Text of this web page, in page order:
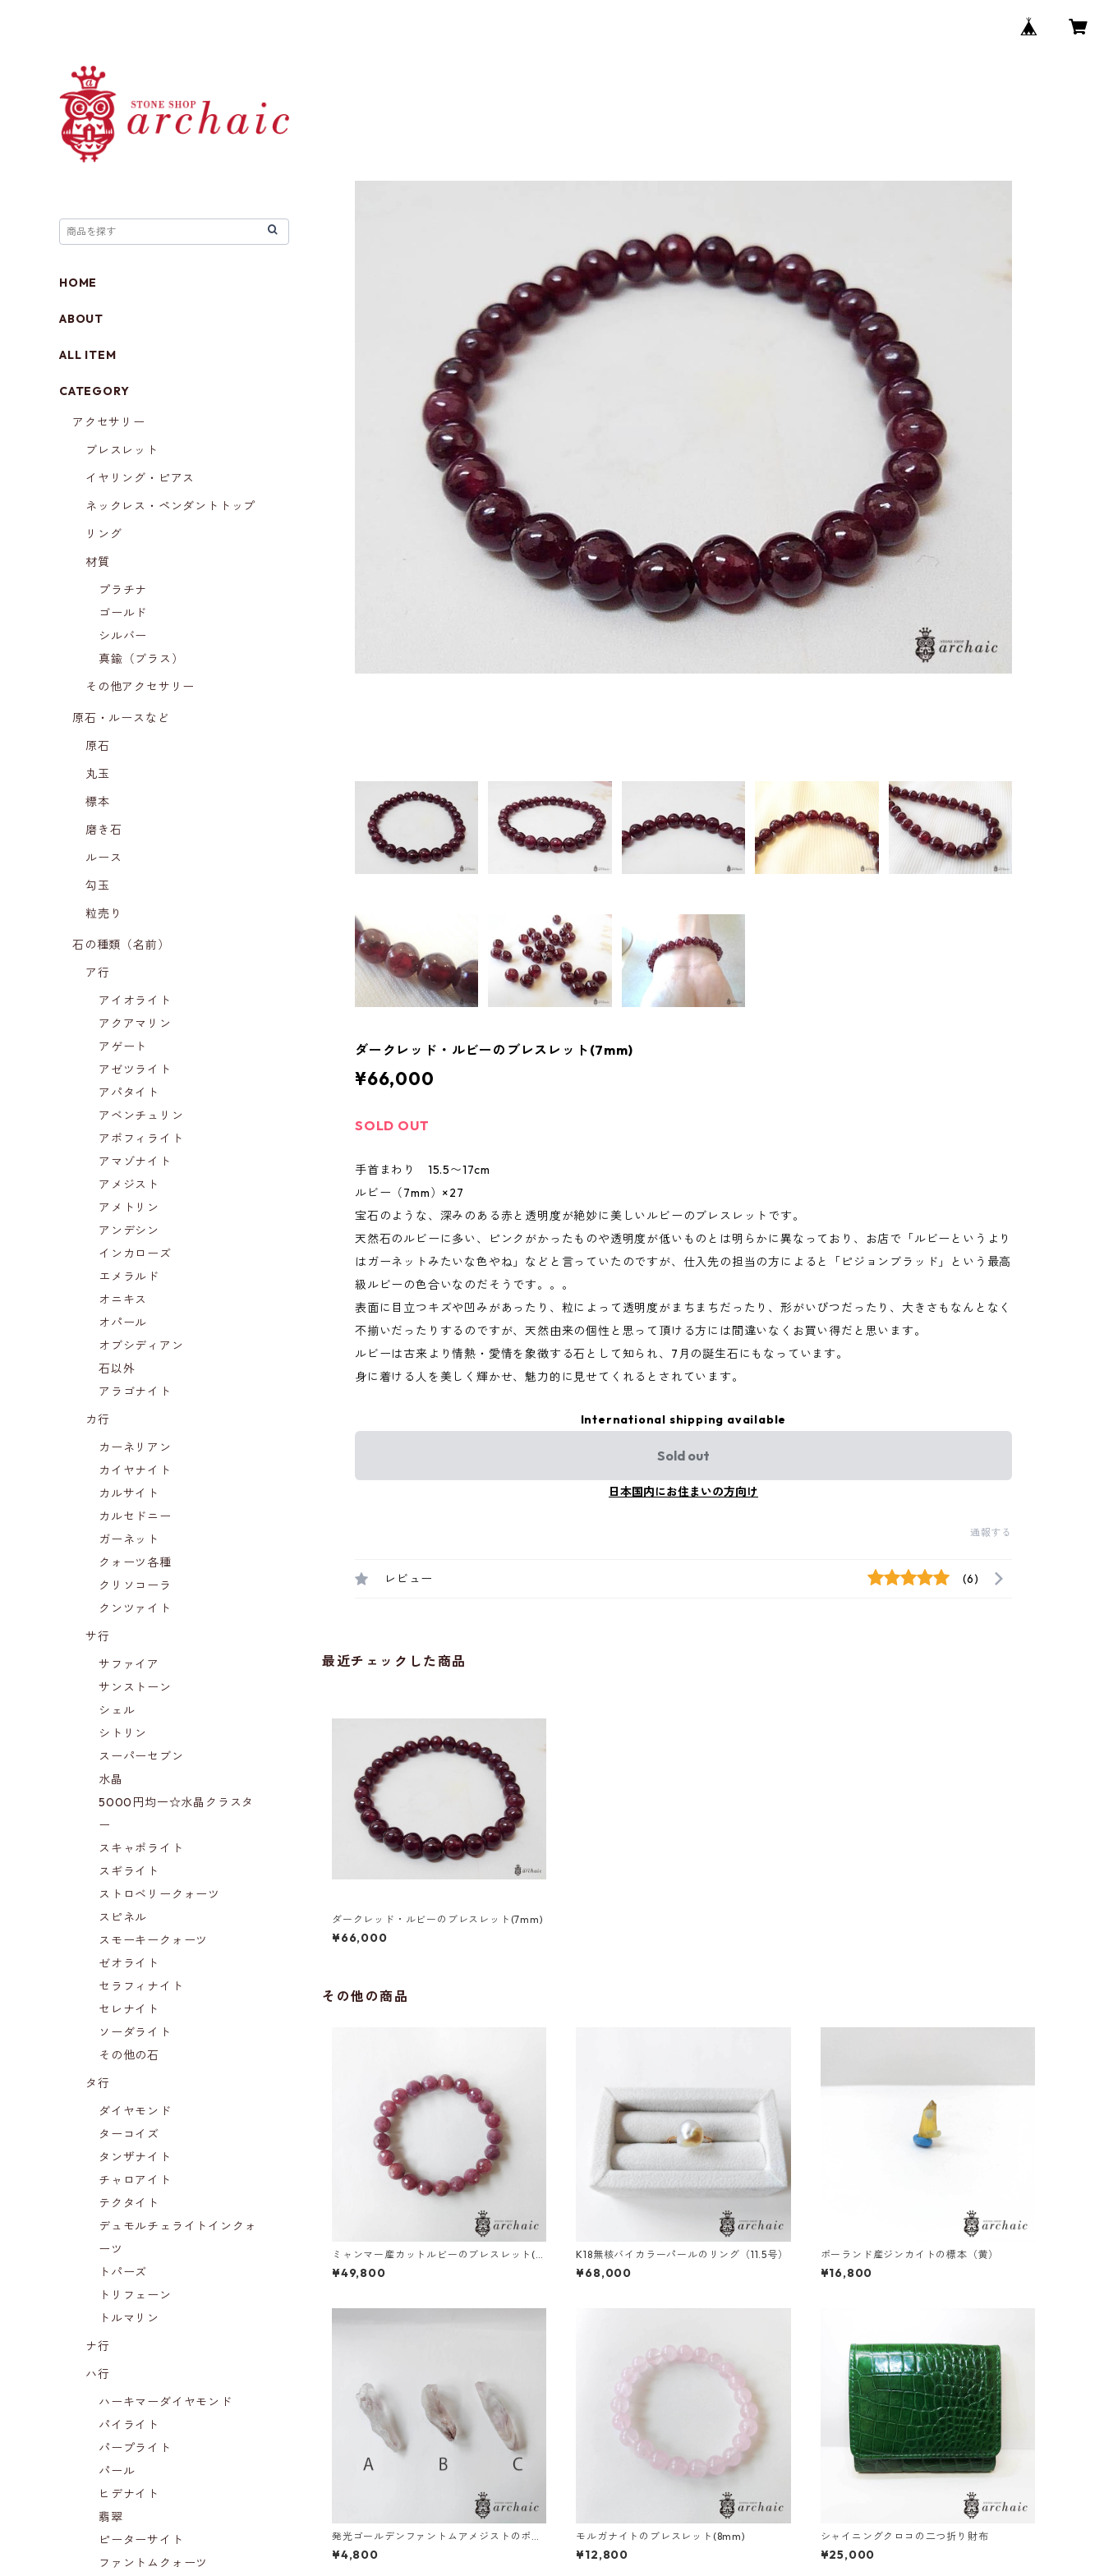
ダークレッド・ルビーのブレスレット(7mm)
¥66,000
SOLD OUT
手首まわり 15.5〜17cm
ルビー（7mm）×27
宝石のような、深みのある赤と透明度が絶妙に美しいルビーのブレスレットです。
天然石のルビーに多い、ピンクがかったものや透明度が低いものとは明らかに異なっており、お店で「ルビーというより
はガーネットみたいな色やね」などと言っていたのですが、仕入先の担当の方によると「ピジョンブラッド」という最高
級ルビーの色合いなのだそうです。。。
表面に目立つキズや凹みがあったり、粒によって透明度がまちまちだったり、形がいびつだったり、大きさもなんとなく
不揃いだったりするのですが、天然由来の個性と思って頂ける方には間違いなくお買い得だと思います。
ルビーは古来より情熱・愛情を象徴する石として知られ、7月の誕生石にもなっています。
身に着ける人を美しく輝かせ、魅力的に見せてくれるとされています。
International shipping available
Sold out
日本国内にお住まいの方向け
通報する
レビュー (6)
最近チェックした商品
ダークレッド・ルビーのブレスレット(7mm)
¥66,000
その他の商品
ミャンマー産カットルビーのブレスレット(8.
5mm)
¥49,800
K18無核バイカラーパールのリング（11.5号）
¥68,000
ポーランド産ジンカイトの標本（黄）
¥16,800
発光ゴールデンファントムアメジストのポイ
ント（全3種）
¥4,800
モルガナイトのブレスレット(8mm)
¥12,800
シャイニングクロコの二つ折り財布
¥25,000
HOME
ABOUT
ALL ITEM
CATEGORY
アクセサリー
ブレスレット
イヤリング・ピアス
ネックレス・ペンダントトップ
リング
材質
プラチナ
ゴールド
シルバー
真鍮（ブラス）
その他アクセサリー
原石・ルースなど
原石
丸玉
標本
磨き石
ルース
勾玉
粒売り
石の種類（名前）
ア行
アイオライト
アクアマリン
アゲート
アゼツライト
アパタイト
アベンチュリン
アポフィライト
アマゾナイト
アメジスト
アメトリン
アンデシン
インカローズ
エメラルド
オニキス
オパール
オブシディアン
石以外
アラゴナイト
カ行
カーネリアン
カイヤナイト
カルサイト
カルセドニー
ガーネット
クォーツ各種
クリソコーラ
クンツァイト
サ行
サファイア
サンストーン
シェル
シトリン
スーパーセブン
水晶
5000円均一☆水晶クラスタ
ー
スキャポライト
スギライト
ストロベリークォーツ
スピネル
スモーキークォーツ
ゼオライト
セラフィナイト
セレナイト
ソーダライト
その他の石
タ行
ダイヤモンド
ターコイズ
タンザナイト
チャロアイト
テクタイト
デュモルチェライトインクォ
ーツ
トパーズ
トリフェーン
トルマリン
ナ行
ハ行
ハーキマーダイヤモンド
パイライト
パープライト
パール
ヒデナイト
翡翠
ピーターサイト
ファントムクォーツ